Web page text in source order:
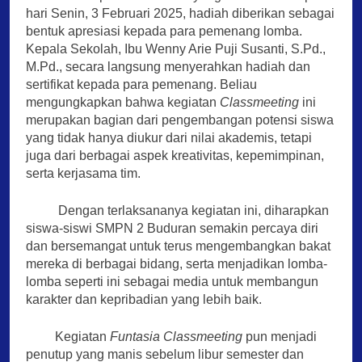
hari Senin, 3 Februari 2025, hadiah diberikan sebagai
bentuk apresiasi kepada para pemenang lomba.
Kepala Sekolah, Ibu Wenny Arie Puji Susanti, S.Pd.,
M.Pd., secara langsung menyerahkan hadiah dan
sertifikat kepada para pemenang. Beliau
mengungkapkan bahwa kegiatan Classmeeting ini
merupakan bagian dari pengembangan potensi siswa
yang tidak hanya diukur dari nilai akademis, tetapi
juga dari berbagai aspek kreativitas, kepemimpinan,
serta kerjasama tim.
Dengan terlaksananya kegiatan ini, diharapkan
siswa-siswi SMPN 2 Buduran semakin percaya diri
dan bersemangat untuk terus mengembangkan bakat
mereka di berbagai bidang, serta menjadikan lomba-
lomba seperti ini sebagai media untuk membangun
karakter dan kepribadian yang lebih baik.
Kegiatan Funtasia Classmeeting pun menjadi
penutup yang manis sebelum libur semester dan